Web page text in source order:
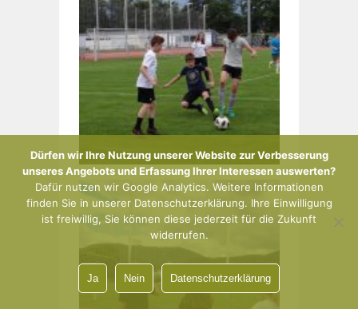
Dürfen wir Ihre Nutzung unserer Website zur Verbesserung
unseres Angebots und Erfassung Ihrer Interessen auswerten?
Dafür nutzen wir Google Analytics. Weitere Informationen
finden Sie in unserer Datenschutzerklärung. Ihre Einwilligung
ist freiwillig, Sie können diese jederzeit für die Zukunft
widerrufen.
Ja Nein Datenschutzerklärung